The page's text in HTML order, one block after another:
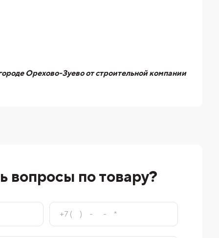
Орехово-Зуево от строительной компании
вопросы по товару?